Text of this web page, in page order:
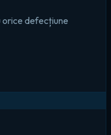
orice defecțiune